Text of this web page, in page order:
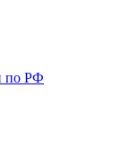
по РФ